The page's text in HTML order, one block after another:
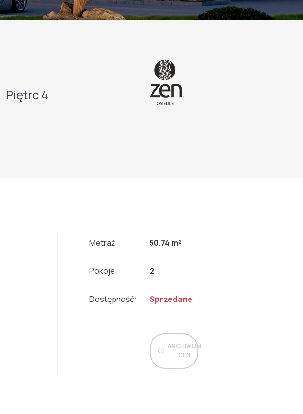
Piętro 4
Metraż: 50.74 m²
Pokoje: 2
Dostępność: Sprzedane
ARCHIWUM
CEN